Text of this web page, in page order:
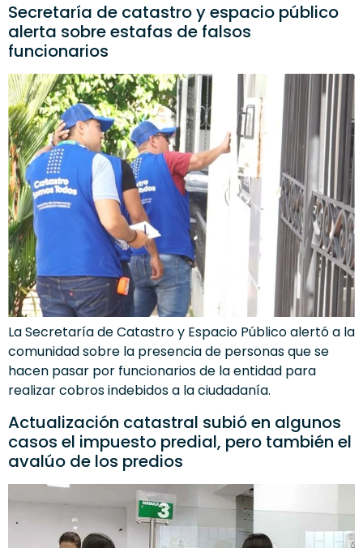
Secretaría de catastro y espacio público
alerta sobre estafas de falsos
funcionarios
La Secretaría de Catastro y Espacio Público alertó a la
comunidad sobre la presencia de personas que se
hacen pasar por funcionarios de la entidad para
realizar cobros indebidos a la ciudadanía.
Actualización catastral subió en algunos
casos el impuesto predial, pero también el
avalúo de los predios